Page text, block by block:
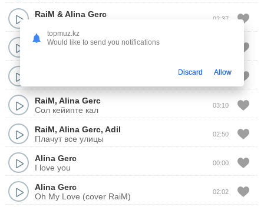
RaiM &Alina Gerc
02:37
Zhenisfeat.Alina Gerc
03:03
RaiM, Alina Gerc
Сол кейипте кал
03:10
RaiM, Alina Gerc, Adil
Плачут все улицы
02:50
Alina Gerc
I love you
00:00
Alina Gerc
Oh My Love (cover RaiM)
02:02
topmuz.kz
Would like to send you notifications
Discard Allow